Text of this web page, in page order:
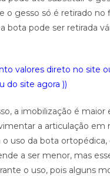
o gesso só é retirado no
bota pode ser retirada
valores direto no site
do site agora ))
a imobilização é maior
a articulação em
uso da bota ortopédica,
a ser menor, mas
o uso, pois alguns